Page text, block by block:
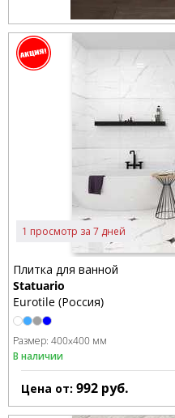
1 просмотр за 7 дней
Плитка для ванной
Statuario
Eurotile (Россия)
Размер: 400x400 мм
В наличии
Цена от: 992 руб.